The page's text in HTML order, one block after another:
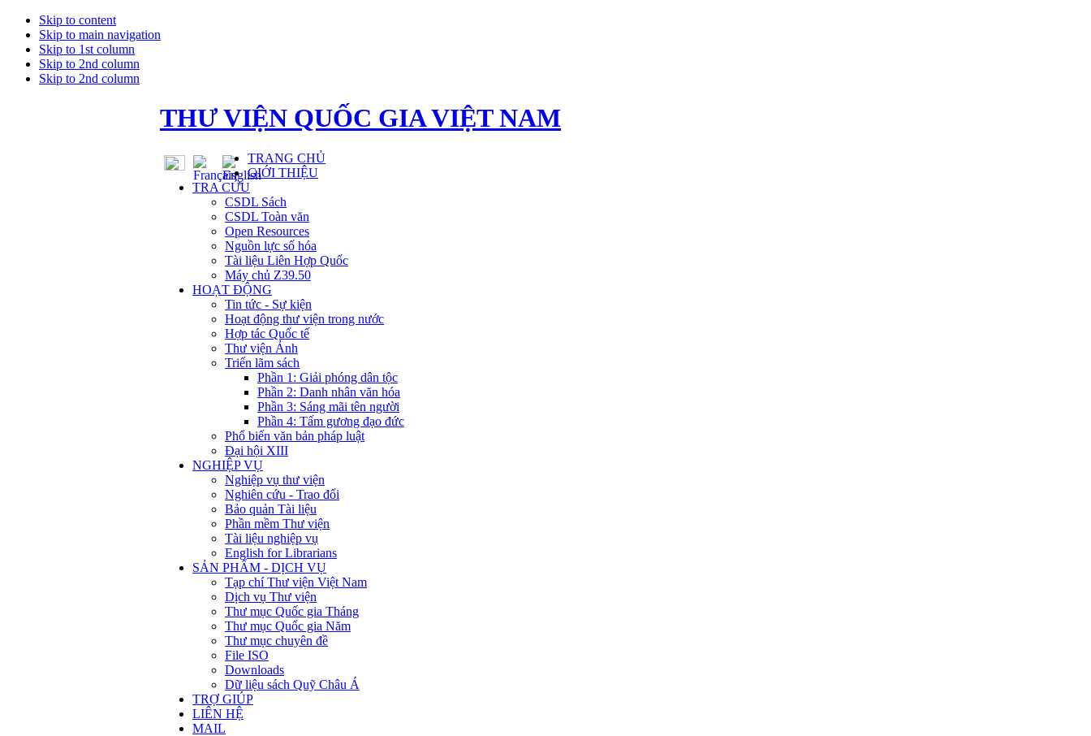
Skip to content
Skip to main navigation
Skip to 1st column
Skip to 2nd column
Skip to 2nd column
THƯ VIỆN QUỐC GIA VIỆT NAM
TRANG CHỦ
GIỚI THIỆU
TRA CỨU
CSDL Sách
CSDL Toàn văn
Open Resources
Nguồn lực số hóa
Tài liệu Liên Hợp Quốc
Máy chủ Z39.50
HOẠT ĐỘNG
Tin tức - Sự kiện
Hoạt động thư viện trong nước
Hợp tác Quốc tế
Thư viện Ảnh
Triển lãm sách
Phần 1: Giải phóng dân tộc
Phần 2: Danh nhân văn hóa
Phần 3: Sáng mãi tên người
Phần 4: Tấm gương đạo đức
Phổ biến văn bản pháp luật
Đại hội XIII
NGHIỆP VỤ
Nghiệp vụ thư viện
Nghiên cứu - Trao đổi
Bảo quản Tài liệu
Phần mềm Thư viện
Tài liệu nghiệp vụ
English for Librarians
SẢN PHẨM - DỊCH VỤ
Tạp chí Thư viện Việt Nam
Dịch vụ Thư viện
Thư mục Quốc gia Tháng
Thư mục Quốc gia Năm
Thư mục chuyên đề
File ISO
Downloads
Dữ liệu sách Quỹ Châu Á
TRỢ GIÚP
LIÊN HỆ
MAIL